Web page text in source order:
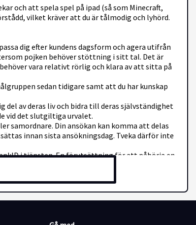
och att spela spel på ipad (så som Minecraft,
vilket kräver att du är tålmodig och lyhörd.
dig efter kundens dagsform och agera utifrån
pojken behöver stöttning i sitt tal. Det är
vara relativt rörlig och klara av att sitta på
sedan tidigare samt att du har kunskap
del av deras liv och bidra till deras självständighet
vid det slutgiltiga urvalet.
samordnare. Din ansökan kan komma att delas
innan sista ansökningsdag. Tveka därför inte
i tjänsten. En förutsättning för att påbörja en
rätten till arbete i Sverige. Personbevis kan du
Arbetsmiljöverkets föreskrifter (AFS 2012:3)
nya bestämmelser som innebär att